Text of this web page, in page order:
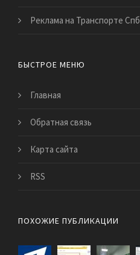
Реклама на Транспорте Спб
БЫСТРОЕ МЕНЮ
Главная
Обратная связь
Карта сайта
RSS
ПОХОЖИЕ ПУБЛИКАЦИИ